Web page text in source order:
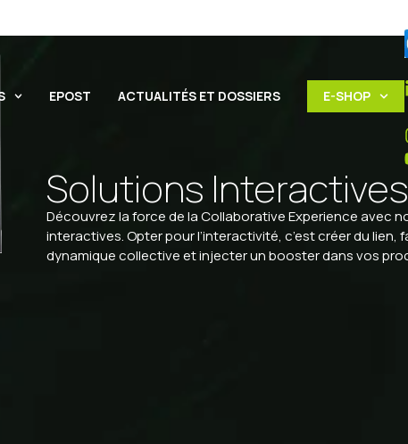
EPOST ACTUALITÉS ET DOSSIERS E-SHOP
Solutions Interactives
Découvrez la force de la Collaborative Experience avec
interactives. Opter pour l’interactivité, c’est créer du lien,
dynamique collective et injecter un booster dans vos